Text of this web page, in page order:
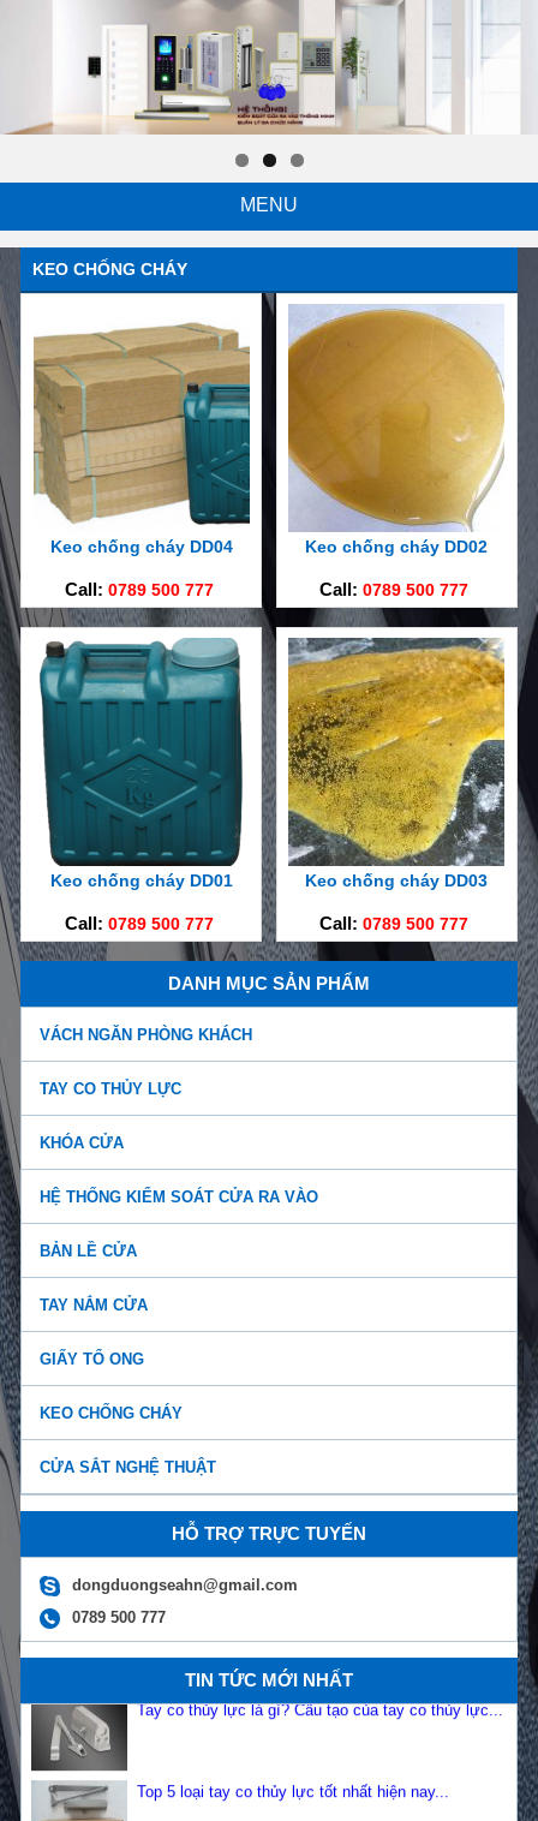
MENU
KEO CHỐNG CHÁY
Keo chống cháy DD04
Call: 0789 500 777
Keo chống cháy DD02
Call:0789 500 777
Keo chống cháy DD01
Call: 0789 500 777
Keo chống cháy DD03
Call:0789 500 777
DANH MỤC SẢN PHẨM
VÁCH NGĂN PHÒNG KHÁCH
TAY CO THỦY LỰC
KHÓA CỬA
HỆ THỐNG KIỂM SOÁT CỬA RA VÀO
BẢN LỀ CỬA
TAY NẮM CỬA
GIẤY TỔ ONG
KEO CHỐNG CHÁY
CỬA SẮT NGHỆ THUẬT
HỖ TRỢ TRỰC TUYẾN
dongduongseahn@gmail.com
0789 500 777
TIN TỨC MỚI NHẤT
Báo giá tay co thủy lực chính hãng giá rẻ, chất lư...
Tay đẩy hơi có bao nhiêu loại? Những lợi ích của t...
Tay co thủy lực là gì? Cấu tạo của tay co thủy lực...